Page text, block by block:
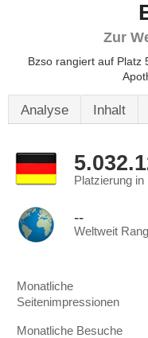
Zur
Bzso rangiert auf Platz
Analyse Inhalt
Platzierung in
--
Weltweit Rang
Monatliche
Seitenimpressionen
Monatliche Besuche